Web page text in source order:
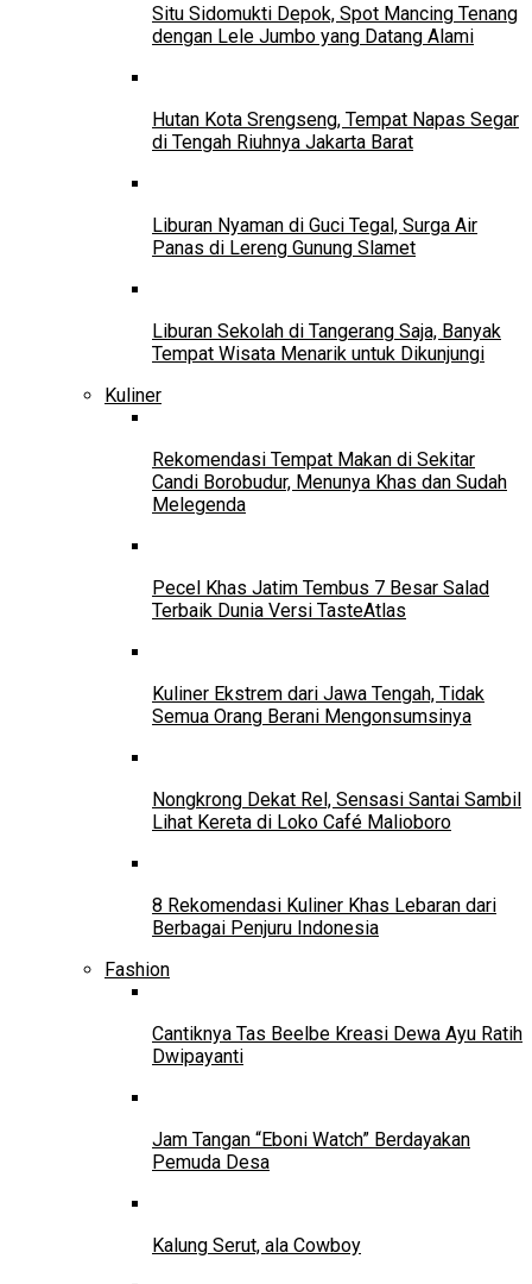
Situ Sidomukti Depok, Spot Mancing Tenang
dengan Lele Jumbo yang Datang Alami
Hutan Kota Srengseng, Tempat Napas Segar
di Tengah Riuhnya Jakarta Barat
Liburan Nyaman di Guci Tegal, Surga Air
Panas di Lereng Gunung Slamet
Liburan Sekolah di Tangerang Saja, Banyak
Tempat Wisata Menarik untuk Dikunjungi
Kuliner
Rekomendasi Tempat Makan di Sekitar
Candi Borobudur, Menunya Khas dan Sudah
Melegenda
Pecel Khas Jatim Tembus 7 Besar Salad
Terbaik Dunia Versi TasteAtlas
Kuliner Ekstrem dari Jawa Tengah, Tidak
Semua Orang Berani Mengonsumsinya
Nongkrong Dekat Rel, Sensasi Santai Sambil
Lihat Kereta di Loko Café Malioboro
8 Rekomendasi Kuliner Khas Lebaran dari
Berbagai Penjuru Indonesia
Fashion
Cantiknya Tas Beelbe Kreasi Dewa Ayu Ratih
Dwipayanti
Jam Tangan “Eboni Watch” Berdayakan
Pemuda Desa
Kalung Serut, ala Cowboy